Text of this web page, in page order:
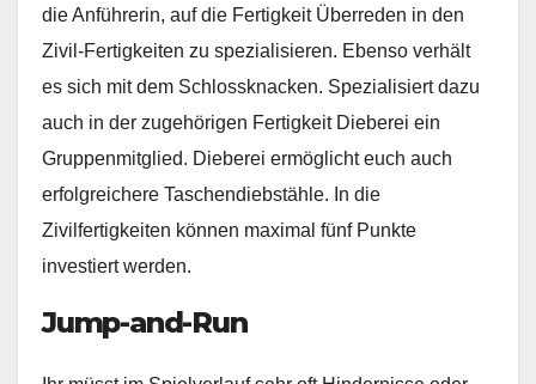
die Anführerin, auf die Fertigkeit Überreden in den
Zivil-Fertigkeiten zu spezialisieren. Ebenso verhält
es sich mit dem Schlossknacken. Spezialisiert dazu
auch in der zugehörigen Fertigkeit Dieberei ein
Gruppenmitglied. Dieberei ermöglicht euch auch
erfolgreichere Taschendiebstähle. In die
Zivilfertigkeiten können maximal fünf Punkte
investiert werden.
Jump-and-Run